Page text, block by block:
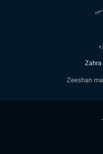
Zeeshan